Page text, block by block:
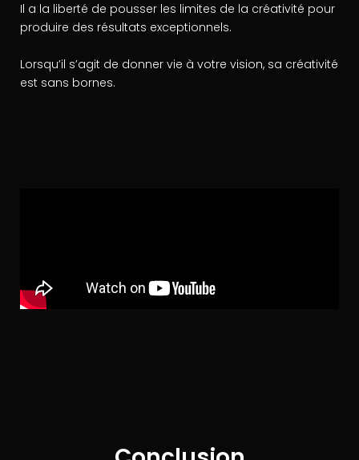
Il a la liberté de pousser les limites de la créativité pour
produire des résultats exceptionnels.
Lorsqu’il s’agit de donner vie à votre vision, sa créativité
est sans bornes.